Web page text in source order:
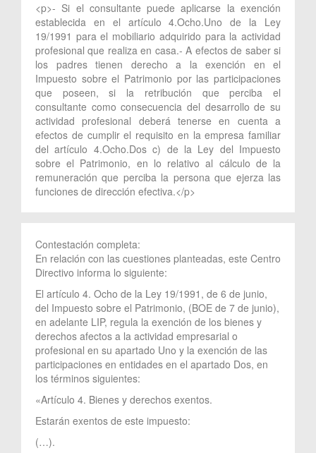
<p>- Si el consultante puede aplicarse la exención
establecida en el artículo 4.Ocho.Uno de la Ley
19/1991 para el mobiliario adquirido para la actividad
profesional que realiza en casa.- A efectos de saber si
los padres tienen derecho a la exención en el
Impuesto sobre el Patrimonio por las participaciones
que poseen, si la retribución que perciba el
consultante como consecuencia del desarrollo de su
actividad profesional deberá tenerse en cuenta a
efectos de cumplir el requisito en la empresa familiar
del artículo 4.Ocho.Dos c) de la Ley del Impuesto
sobre el Patrimonio, en lo relativo al cálculo de la
remuneración que perciba la persona que ejerza las
funciones de dirección efectiva.</p>
Contestación completa:
En relación con las cuestiones planteadas, este Centro
Directivo informa lo siguiente:
El artículo 4. Ocho de la Ley 19/1991, de 6 de junio,
del Impuesto sobre el Patrimonio, (BOE de 7 de junio),
en adelante LIP, regula la exención de los bienes y
derechos afectos a la actividad empresarial o
profesional en su apartado Uno y la exención de las
participaciones en entidades en el apartado Dos, en
los términos siguientes:
«Artículo 4. Bienes y derechos exentos.
Estarán exentos de este impuesto:
(…).